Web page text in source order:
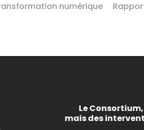
numérique
Le
mais des